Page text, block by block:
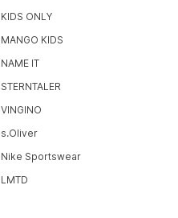
KIDS ONLY
MANGO KIDS
NAME IT
STERNTALER
VINGINO
s.Oliver
Nike Sportswear
LMTD